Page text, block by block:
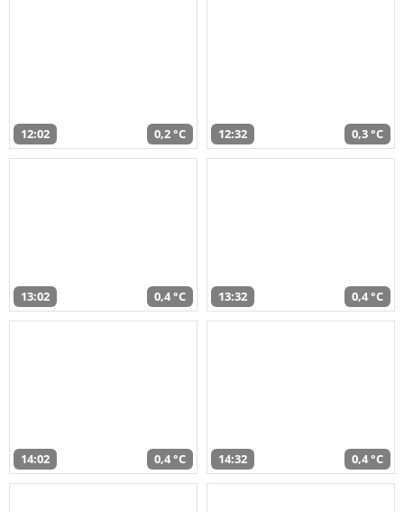
12:02 0,2 °C 12:32 0,3 °C
13:02 0,4 °C 13:32 0,4 °C
14:02 0,4 °C 14:32 0,4 °C